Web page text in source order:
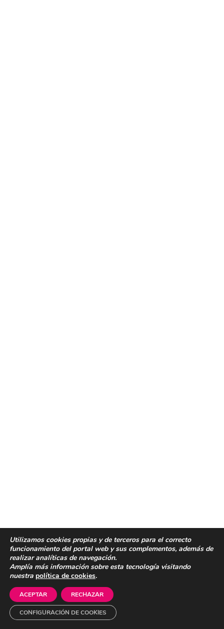
Utilizamos cookies propias y de terceros para el correcto
funcionamiento del portal web y sus complementos, además de
realizar analíticas de navegación.
Amplía más información sobre esta tecnología visitando
nuestra política de cookies.
ACEPTAR RECHAZAR
CONFIGURACIÓN DE COOKIES